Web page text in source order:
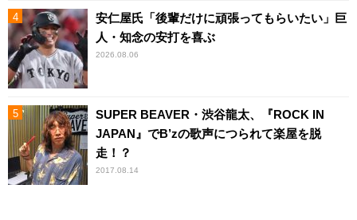
安仁屋氏「後輩だけに頑張ってもらいたい」巨
人・知念の安打を喜ぶ
2026.08.06
SUPER BEAVER・渋谷龍太、『ROCK IN
JAPAN』でB’zの歌声につられて楽屋を脱
走！？
2017.08.14